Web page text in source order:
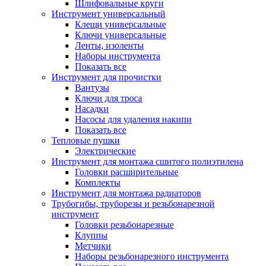
Шлифовальные круги
Инструмент универсальный
Клещи универсальные
Ключи универсальные
Ленты, изоленты
Наборы инструмента
Показать все
Инструмент для прочистки
Вантузы
Ключи для троса
Насадки
Насосы для удаления накипи
Показать все
Тепловые пушки
Электрические
Инструмент для монтажа сшитого полиэтилена
Головки расширительные
Комплекты
Инструмент для монтажа радиаторов
Трубогибы, труборезы и резьбонарезной
инструмент
Головки резьбонарезные
Клуппы
Метчики
Наборы резьбонарезного инструмента